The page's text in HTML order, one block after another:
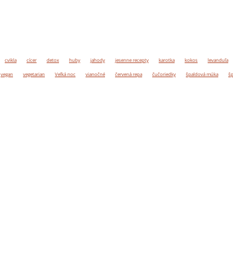
cvikla cícer detox huby jahody jesenne recepty karotka kokos levanduľa
vegan vegetarian Veľká noc vianočné červená repa čučoriedky špaldová múka